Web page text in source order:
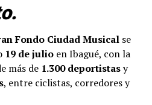
Fondo Ciudad Musicalse
19 de julioen Ibagué, con la
más de 1.300 deportistasy
, entre ciclistas, corredores y